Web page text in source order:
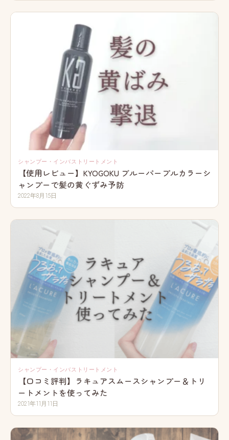
シャンプー・インバストリートメント
【使用レビュー】KYOGOKU ブルーパープルカラーシ
ャンプーで髪の黄ぐずみ予防
2022年8月15日
シャンプー・インバストリートメント
【口コミ評判】ラキュアスムースシャンプー＆トリ
ートメントを使ってみた
2021年11月11日